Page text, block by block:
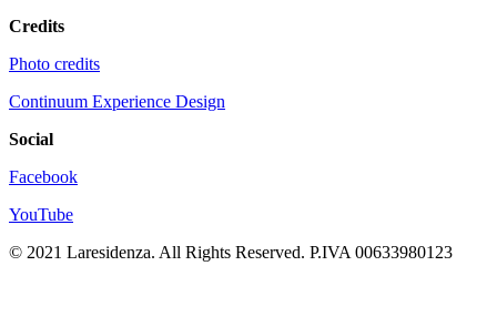
Credits
Photo credits
Continuum Experience Design
Social
Facebook
YouTube
© 2021 Laresidenza. All Rights Reserved. P.IVA 00633980123